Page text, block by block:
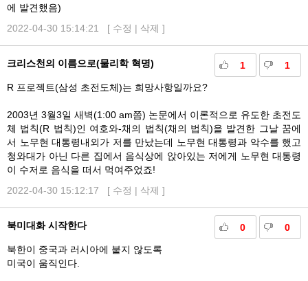
에 발견했음)
2022-04-30 15:14:21 [ 수정 | 삭제 ]
1 1
크리스천의 이름으로(물리학 혁명)
R 프로젝트(삼성 초전도체)는 희망사항일까요?
2003년 3월3일 새벽(1:00 am쯤) 논문에서 이론적으로 유도한 초전도
체 법칙(R 법칙)인 여호와-채의 법칙(채의 법칙)을 발견한 그날 꿈에
서 노무현 대통령내외가 저를 만났는데 노무현 대통령과 악수를 했고
청와대가 아닌 다른 집에서 음식상에 앉아있는 저에게 노무현 대통령
이 수저로 음식을 떠서 먹여주었죠!
2022-04-30 15:12:17 [ 수정 | 삭제 ]
0 0
북미대화 시작한다
북한이 중국과 러시아에 붙지 않도록
미국이 움직인다.